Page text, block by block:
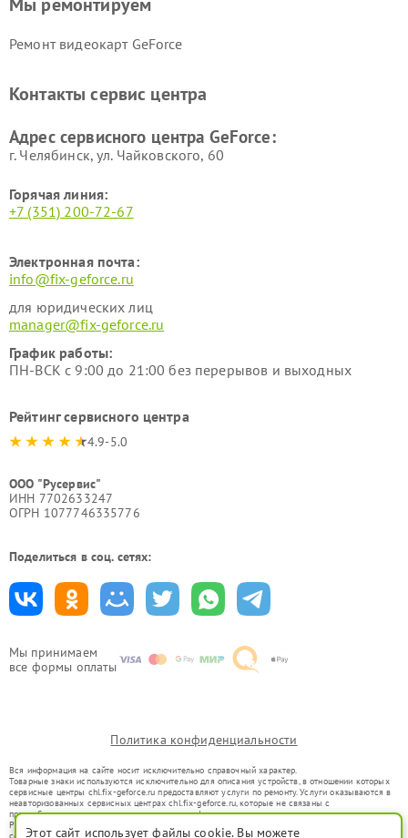
Мы принимаем
все формы оплаты
Ремонт видеокарт GeForce
Контакты сервис центра
Адрес сервисного центра GeForce:
г. Челябинск, ул. Чайковского, 60
Горячая линия:
+7 (351) 200-72-67
Электронная почта:
info@fix-geforce.ru
для юридических лиц
manager@fix-geforce.ru
График работы:
ПН-ВСК с 9:00 до 21:00 без перерывов и выходных
Рейтинг сервисного центра
4.9-5.0
ООО "Русервис"
ИНН 7702633247
ОГРН 1077746335776
Поделиться в соц. сетях:
Политика конфиденциальности
Вся информация на сайте носит исключительно справочный характер.
Товарные знаки используются исключительно для описания устройств, в отношении которых
сервисные центры chl.fix-geforce.ru предоставляют услуги по ремонту. Услуги оказываются в
неавторизованных сервисных центрах chl.fix-geforce.ru, которые не связаны с
правообладателями товарных знаков или их официальными представителями.
Ремонт осуществляется для устройств, уже введенных в гражданский оборот в соответствии
со статьей 1487 ГК РФ.
Этот сайт использует файлы cookie. Вы можете